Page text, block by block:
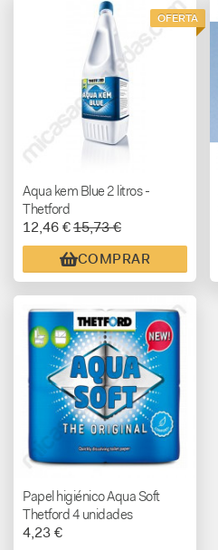
OFERTA
Aqua kem Blue 2 litros -
Thetford
12,46 €15,73 €
COMPRAR
Papel higiénico Aqua Soft
Thetford 4 unidades
4,23 €